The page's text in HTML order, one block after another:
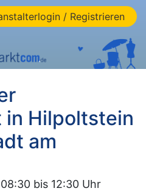
/ Registrieren
in Hilpoltstein
am
bis 12:30 Uhr